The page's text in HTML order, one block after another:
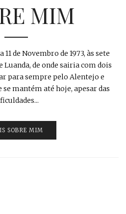
MIM
de Novembro de 1973, às sete
Luanda, de onde sairia com dois
para sempre pelo Alentejo e
se mantém até hoje, apesar das
SOBRE MIM